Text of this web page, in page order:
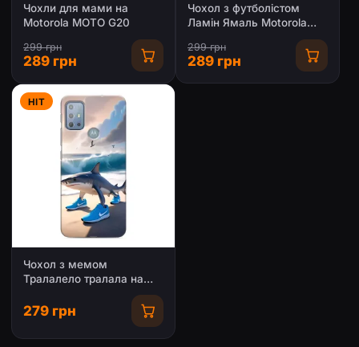
Чохли для мами на
Motorola MOTO G20
299 грн
289 грн
Чохол з футболістом
Ламін Ямаль Motorola
299 грн
289 грн
HIT
Чохол з мемом
Тралалело тралала на
279 грн